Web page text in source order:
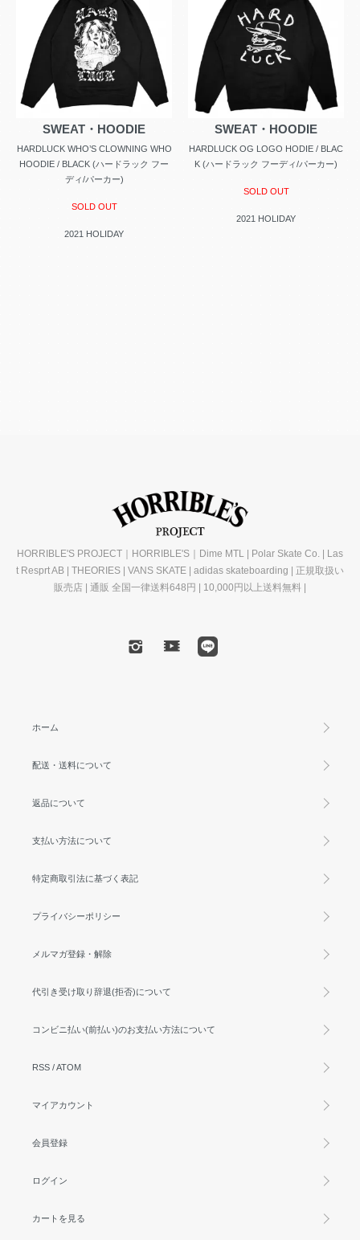
SWEAT・HOODIE
HARDLUCK WHO’S CLOWNING WHO
HOODIE / BLACK (ハードラック フー
ディ/パーカー)
SOLD OUT
2021 HOLIDAY
SWEAT・HOODIE
HARDLUCK OG LOGO HODIE / BLAC
K (ハードラック フーディ/パーカー)
SOLD OUT
2021 HOLIDAY
HORRIBLE'S PROJECT｜HORRIBLE'S｜Dime MTL | Polar Skate Co. | Las
t Resprt AB | THEORIES | VANS SKATE | adidas skateboarding | 正規取扱い
販売店 | 通販 全国一律送料648円 | 10,000円以上送料無料 |
ホーム
配送・送料について
返品について
支払い方法について
特定商取引法に基づく表記
プライバシーポリシー
メルマガ登録・解除
代引き受け取り辞退(拒否)について
コンビニ払い(前払い)のお支払い方法について
RSS /ATOM
マイアカウント
会員登録
ログイン
カートを見る